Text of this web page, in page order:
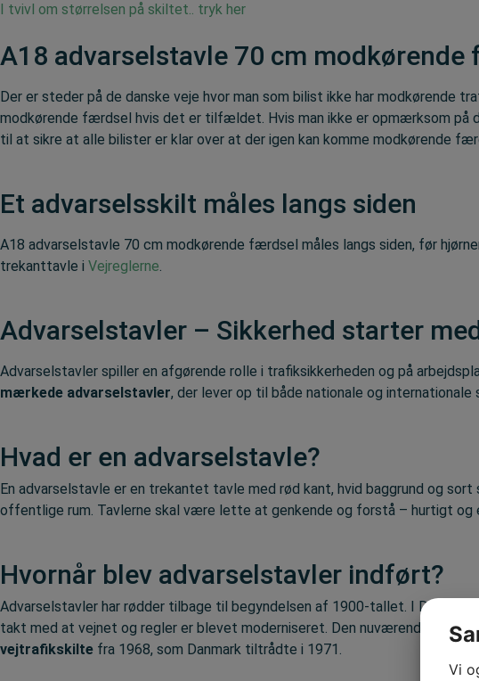
I tvivl om størrelsen på skiltet.. tryk her
A18 advarselstavle 70 cm
Der er steder på de danske veje hvor man som bilist ikke har
modkørende færdsel hvis det er tilfældet. Hvis man ikke er opmærksom på
til at sikre at alle bilister er klar over at der igen kan komme modkørende
Et advarselsskilt måles langs siden
A18 advarselstavle 70 cm modkørende færdsel måles langs siden, før
trekanttavle i Vejreglerne.
Advarselstavler – Sikkerhed starter
Advarselstavler spiller en afgørende rolle i trafiksikkerheden og på
mærkede advarselstavler, der lever op til både nationale og internationale
Hvad er en advarselstavle?
En advarselstavle er en trekantet tavle med rød kant, hvid baggrund og
offentlige rum. Tavlerne skal være lette at genkende og forstå – hurtigt og
Hvornår blev advarselstavler indført?
Advarselstavler har rødder tilbage til begyndelsen af 1900-tallet. I
takt med at vejnet og regler er blevet moderniseret. Den nuværende type,
vejtrafikskilte fra 1968, som Danmark tiltrådte i 1971.
Vi